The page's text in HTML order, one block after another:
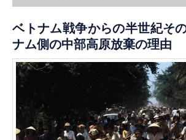
ベトナム戦争からの半世紀そ
ナム側の中部高原放棄の理由